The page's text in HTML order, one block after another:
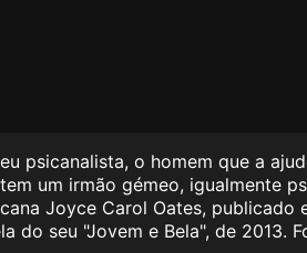
psicanalista, o homem que a
um irmão gémeo, igualmente
Joyce Carol Oates,
do seu "Jovem e Bela", de